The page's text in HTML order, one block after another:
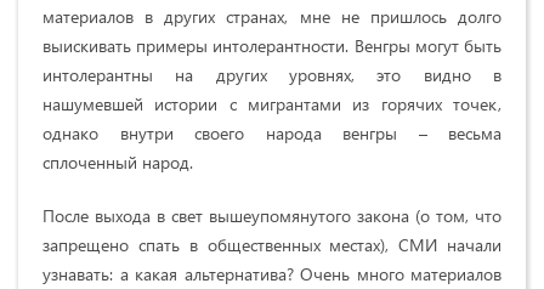
материалов в других странах, мне не пришлось долго
выискивать примеры интолерантности. Венгры могут быть
интолерантны на других уровнях, это видно в
нашумевшей истории с мигрантами из горячих точек,
однако внутри своего народа венгры – весьма
сплоченный народ.
После выхода в свет вышеупомянутого закона (о том, что
запрещено спать в общественных местах), СМИ начали
узнавать: а какая альтернатива? Очень много материалов